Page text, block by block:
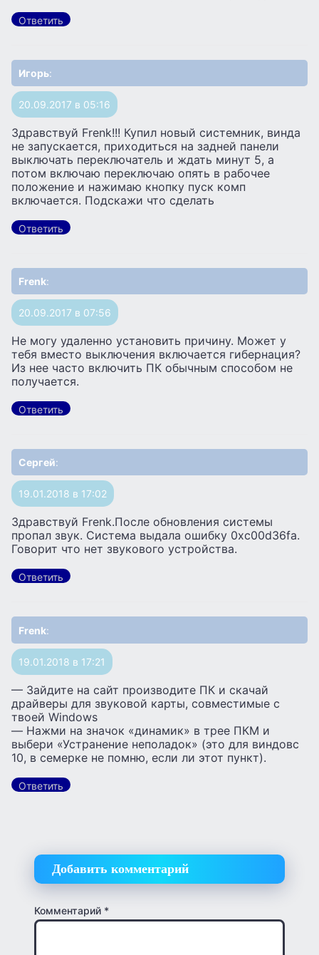
Ответить
Игорь:
20.09.2017 в 05:16
Здравствуй Frenk!!! Купил новый системник, винда
не запускается, приходиться на задней панели
выключать переключатель и ждать минут 5, а
потом включаю переключаю опять в рабочее
положение и нажимаю кнопку пуск комп
включается. Подскажи что сделать
Ответить
Frenk:
20.09.2017 в 07:56
Не могу удаленно установить причину. Может у
тебя вместо выключения включается гибернация?
Из нее часто включить ПК обычным способом не
получается.
Ответить
Сергей:
19.01.2018 в 17:02
Здравствуй Frenk.После обновления системы
пропал звук. Система выдала ошибку 0xc00d36fa.
Говорит что нет звукового устройства.
Ответить
Frenk:
19.01.2018 в 17:21
— Зайдите на сайт производите ПК и скачай
драйверы для звуковой карты, совместимые с
твоей Windows
— Нажми на значок «динамик» в трее ПКМ и
выбери «Устранение неполадок» (это для виндовс
10, в семерке не помню, если ли этот пункт).
Ответить
Добавить комментарий
Комментарий *